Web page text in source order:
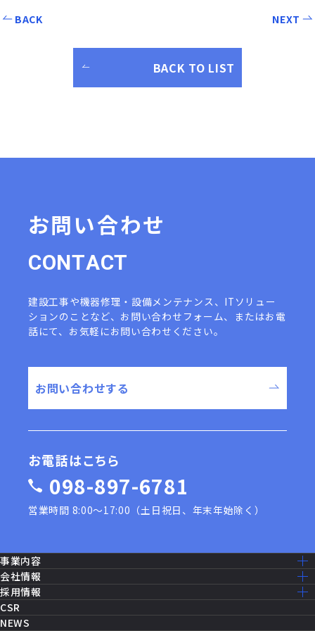
BACK
BACK TO LIST
NEXT
お問い合わせ
CONTACT
建設工事や機器修理・設備メンテナンス、ITソリュー
ションのことなど、 お問い合わせフォーム、またはお電
話にて、お気軽にお問い合わせください。
お問い合わせする
お電話はこちら
098-897-6781
営業時間 8:00〜17:00（土日祝日、年末年始除く）
事業内容
事業内容一覧
建設工事［米軍基地］
建設工事［公共事業］
機器修理・設備メンテナンス
ITソリューション
会社情報
ミッション・ビジョン
ごあいさつ
会社概要
沿革
採用情報
採用情報トップ
仕事を知る
CSR
NEWS